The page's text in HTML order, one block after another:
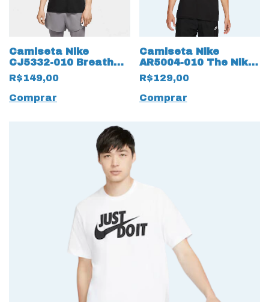
Camiseta Nike
CJ5332-010 Breathe
Run Dri-Fit Preto
R$149,00
Comprar
Camiseta Nike
AR5004-010 The Nike
Tee Black
R$129,00
Comprar